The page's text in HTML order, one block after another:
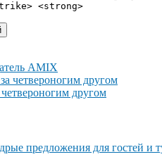
<strong>
AMIX
другом
предложения для гостей и